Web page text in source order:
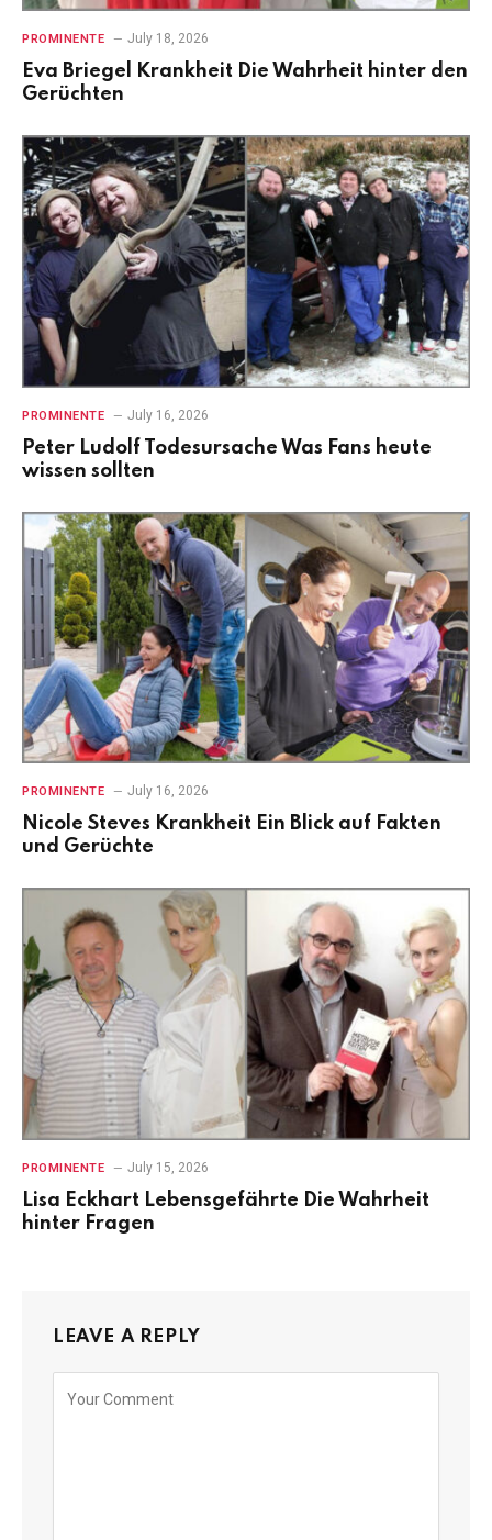
PROMINENTE July 18, 2026
Eva Briegel Krankheit Die Wahrheit hinter den
Gerüchten
PROMINENTE July 16, 2026
Peter Ludolf Todesursache Was Fans heute
wissen sollten
PROMINENTE July 16, 2026
Nicole Steves Krankheit Ein Blick auf Fakten
und Gerüchte
PROMINENTE July 15, 2026
Lisa Eckhart Lebensgefährte Die Wahrheit
hinter Fragen
LEAVE A REPLY